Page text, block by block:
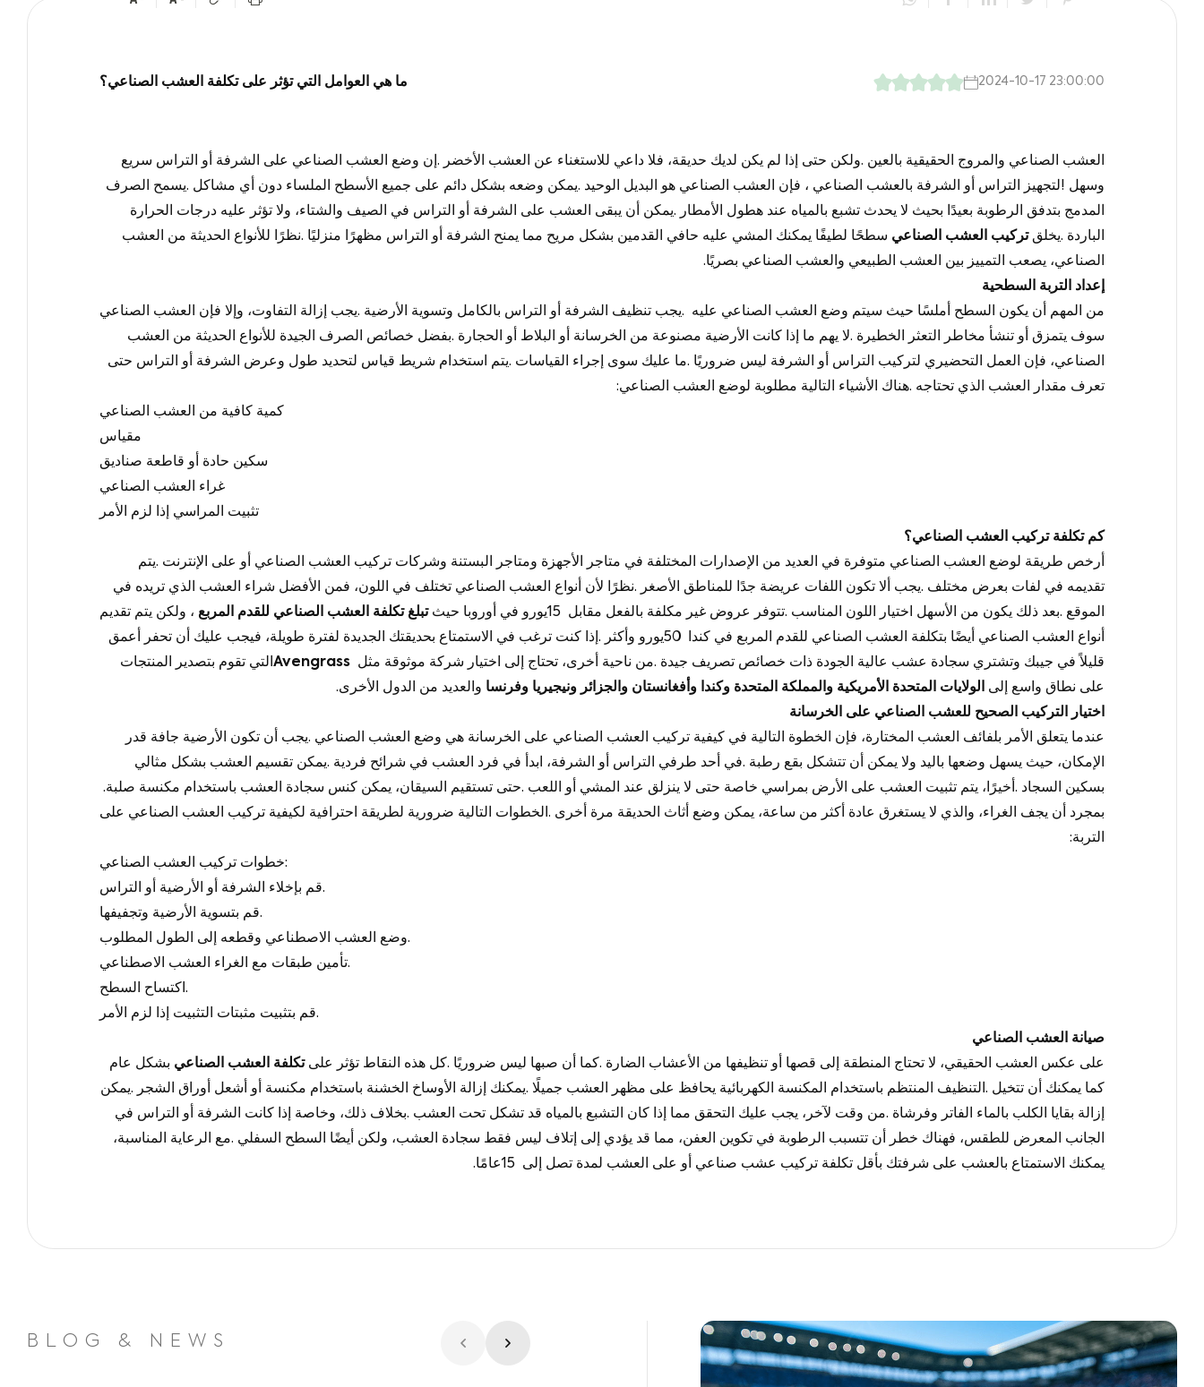
ما هي العوامل التي تؤثر على تكلفة العشب الصناعي؟ 2024-10-17 23:00:00
العشب الصناعي والمروج الحقيقية بالعين .ولكن حتى إذا لم يكن لديك حديقة، فلا داعي للاستغناء عن العشب الأخضر . إن وضع العشب الصناعي على الشرفة أو التراس سريع
وسهل !لتجهيز التراس أو الشرفة بالعشب الصناعي ، فإن العشب الصناعي هو البديل الوحيد .يمكن وضعه بشكل دائم على جميع الأسطح الملساء دون أي مشاكل .يسمح الصرف
المدمج بتدفق الرطوبة بعيدًا بحيث لا يحدث تشبع بالمياه عند هطول الأمطار
.يمكن أن يبقى العشب على الشرفة أو التراس في الصيف والشتاء، ولا تؤثر عليه درجات الحرارة
الباردة .يخلقتركيب العشب الصناعي سطحًا لطيفًا يمكنك المشي عليه حافي القدمين بشكل مريح مما يمنح الشرفة أو التراس مظهرًا منزليًا .نظرًا للأنواع الحديثة من العشب
الصناعي، يصعب التمييز بين العشب الطبيعي والعشب الصناعي بصريًا.
إعداد التربة السطحية
من المهم أن يكون السطح أملسًا حيث سيتم وضع
العشب الصناعي عليه .يجب تنظيف الشرفة أو التراس بالكامل وتسوية الأرضية .يجب إزالة التفاوت، وإلا فإن العشب الصناعي
سوف يتمزق أو تنشأ مخاطر التعثر الخطيرة .لا يهم ما إذا كانت الأرضية مصنوعة من الخرسانة أو البلاط أو الحجارة .بفضل خصائص الصرف الجيدة للأنواع الحديثة من
العشب
الصناعي، فإن العمل التحضيري لتركيب التراس أو الشرفة ليس ضروريًا .ما عليك سوى إجراء القياسات .يتم استخدام شريط قياس لتحديد طول وعرض الشرفة أو التراس حتى
تعرف مقدار العشب الذي تحتاجه .هناك الأشياء التالية مطلوبة لوضع العشب الصناعي:
كمية كافية من العشب الصناعي
مقياس
سكين حادة أو قاطعة صناديق
غراء العشب الصناعي
تثبيت المراسي إذا لزم الأمر
كم تكلفة تركيب العشب الصناعي؟
أرخص طريقة لوضع العشب الصناعي متوفرة في العديد من الإصدارات المختلفة في متاجر الأجهزة ومتاجر البستنة وشركات تركيب العشب الصناعي أو على الإنترنت .يتم
تقديمه في لفات بعرض مختلف .يجب ألا تكون اللفات عريضة جدًا للمناطق الأصغر .نظرًا لأن أنواع العشب الصناعي تختلف في اللون، فمن الأفضل شراء العشب الذي تريده في
الموقع .بعد ذلك يكون من الأسهل اختيار اللون المناسب .تتوفر عروض غير مكلفة بالفعل مقابل 15يورو في أوروبا حيثتبلغ تكلفة العشب الصناعي للقدم المربع ، ولكن يتم تقديم
أنواع العشب الصناعي أيضًا بتكلفة العشب الصناعي للقدم المربع في كندا 50يورو وأكثر . إذا كنت ترغب في الاستمتاع بحديقتك الجديدة لفترة طويلة، فيجب عليك أن تحفر أعمق
قليلاً في جيبك وتشتري سجادة عشب عالية الجودة ذات خصائص تصريف جيدة .من ناحية أخرى، تحتاج إلى اختيار شركة موثوقة مثل Avengrass التي تقوم بتصدير المنتجات
على نطاق واسع إلى
الولايات المتحدة الأمريكية والمملكة المتحدة وكندا وأفغانستان والجزائر ونيجيريا وفرنسا والعديد من الدول الأخرى.
اختيار التركيب الصحيح للعشب الصناعي على الخرسانة
عندما يتعلق الأمر بلفائف العشب المختارة، فإن الخطوة التالية في كيفية تركيب العشب الصناعي على الخرسانة هي وضع العشب الصناعي .يجب أن تكون الأرضية جافة قدر
الإمكان، حيث يسهل وضعها باليد ولا يمكن أن تتشكل بقع رطبة .في أحد طرفي التراس أو الشرفة، ابدأ في فرد العشب في شرائح فردية .يمكن تقسيم العشب بشكل مثالي
بسكين السجاد . أخيرًا، يتم تثبيت العشب على الأرض بمراسي خاصة حتى لا ينزلق عند المشي أو اللعب .حتى تستقيم السيقان، يمكن كنس سجادة العشب باستخدام مكنسة صلبة.
بمجرد أن يجف الغراء، والذي لا يستغرق عادة أكثر من ساعة، يمكن وضع أثاث الحديقة مرة أخرى . الخطوات التالية ضرورية لطريقة احترافية لكيفية تركيب العشب الصناعي على
التربة:
خطوات تركيب العشب الصناعي:
قم بإخلاء الشرفة أو الأرضية أو التراس.
قم بتسوية الأرضية وتجفيفها.
وضع العشب الاصطناعي وقطعه إلى الطول المطلوب.
تأمين طبقات مع الغراء العشب الاصطناعي.
اكتساح السطح.
قم بتثبيت مثبتات التثبيت إذا لزم الأمر.
صيانة العشب الصناعي
على عكس العشب الحقيقي، لا تحتاج المنطقة إلى قصها أو تنظيفها من الأعشاب الضارة .كما أن صبها ليس ضروريًا .كل هذه النقاط تؤثر علىتكلفة العشب الصناعي بشكل عام
كما يمكنك أن تتخيل . التنظيف المنتظم باستخدام المكنسة الكهربائية يحافظ على مظهر العشب جميلًا .يمكنك إزالة الأوساخ الخشنة باستخدام مكنسة أو أشعل أوراق الشجر .يمكن
إزالة بقايا الكلب بالماء الفاتر وفرشاة .من وقت لآخر، يجب عليك التحقق مما إذا كان التشبع بالمياه قد تشكل تحت العشب .بخلاف ذلك، وخاصة إذا كانت الشرفة أو التراس في
الجانب المعرض للطقس، فهناك خطر أن تتسبب الرطوبة في تكوين العفن، مما قد يؤدي إلى إتلاف ليس فقط سجادة العشب، ولكن أيضًا السطح السفلي .مع الرعاية المناسبة،
يمكنك الاستمتاع بالعشب على شرفتك بأقل تكلفة تركيب عشب صناعي أو على العشب لمدة تصل إلى 15عامًا.
BLOG & NEWS